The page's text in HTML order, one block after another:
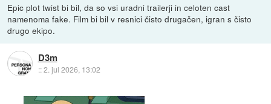
Epic plot twist bi bil, da so vsi uradni trailerji in celoten cast
namenoma fake. Film bi bil v resnici čisto drugačen, igran s čisto
drugo ekipo.
D3m
::2. jul 2026, 13:02